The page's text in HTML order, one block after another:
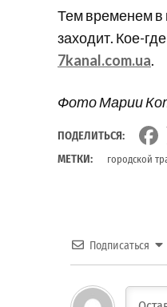
Тем временем в
заходит. Кое-
7kanal.com.ua.
Фото Марии
ПОДЕЛИТЬСЯ:
МЕТКИ:
городской
Подписаться